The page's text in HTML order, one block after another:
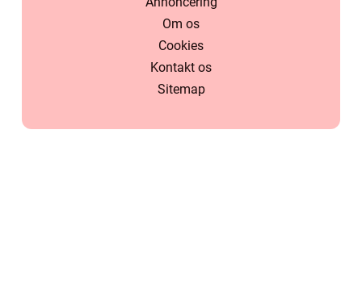
Om os
Cookies
Kontakt os
Sitemap